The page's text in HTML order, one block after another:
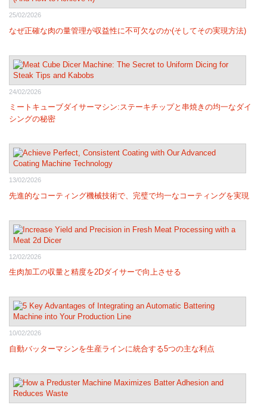
25/02/2026
なぜ正確な肉の量管理が収益性に不可欠なのか(そしてその実現方法)
24/02/2026
ミートキューブダイサーマシン:ステーキチップと串焼きの均一なダイ
シングの秘密
13/02/2026
先進的なコーティング機械技術で、完璧で均一なコーティングを実現
12/02/2026
生肉加工の収量と精度を2Dダイサーで向上させる
10/02/2026
自動バッターマシンを生産ラインに統合する5つの主な利点